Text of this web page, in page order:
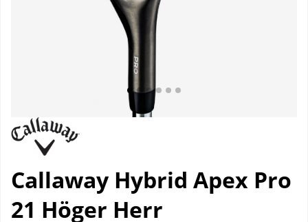
Callaway Hybrid Apex Pro
21 Höger Herr